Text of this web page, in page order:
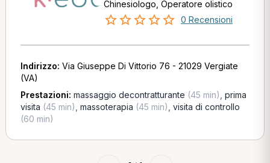
Chinesiologo, Operatore olistico
0 Recensioni
Indirizzo: Via Giuseppe Di Vittorio 76 - 21029 Vergiate
(VA)
Prestazioni: massaggio decontratturante (45 min) prima
visita (45 min) massoterapia (45 min) visita di controllo
(60 min)